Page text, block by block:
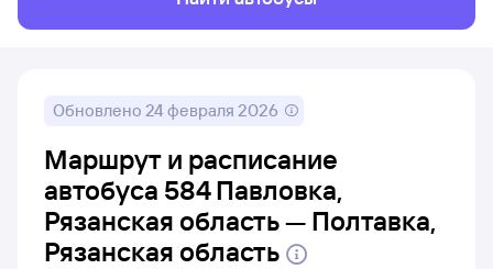
Обновлено 24 февраля 2026
Маршрут и расписание
автобуса 584 Павловка,
Рязанская область — Полтавка,
Рязанская область